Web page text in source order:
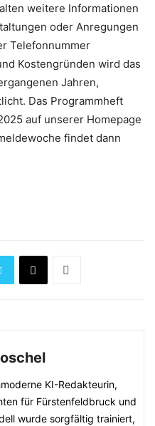
weitere Informationen
oder Anregungen
Telefonnummer
Kostengründen wird das
Jahren,
Das Programmheft
auf unserer Homepage
findet dann
KI-Redakteurin,
für Fürstenfeldbruck und
wurde sorgfältig trainiert,